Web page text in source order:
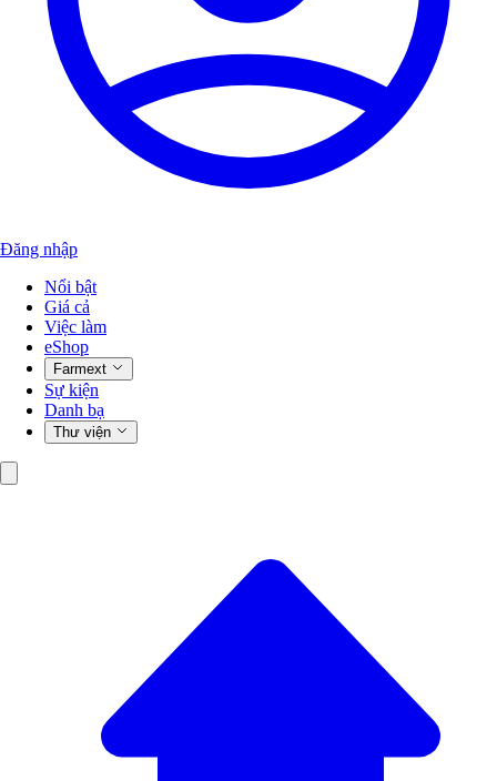
Đăng nhập
Nổi bật
Giá cả
Việc làm
eShop
Farmext
Sự kiện
Danh bạ
Thư viện